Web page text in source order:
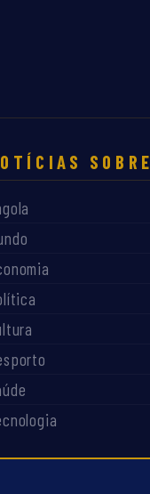
SOBRE